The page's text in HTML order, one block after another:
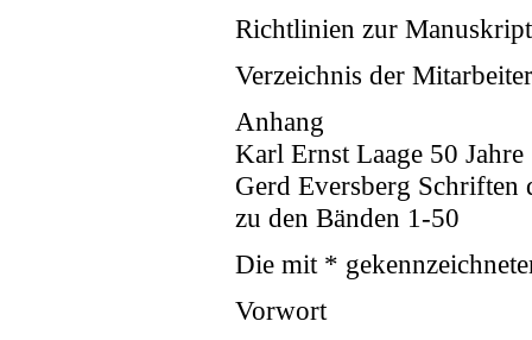
Richtlinien zur
Verzeichnis der Mitarbeiter
Anhang
Karl Ernst Laage 50
Gerd Eversberg Schriften
zu den Bänden 1-50
Die mit *
Vorwort